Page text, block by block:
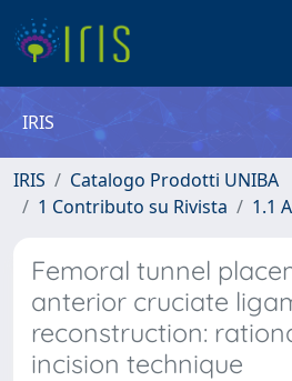
IRIS
IRIS
Catalogo Prodotti UNIBA
1 Contributo su Rivista
1.1
Femoral tunnel
anterior cruciate
reconstruction:
incision technique